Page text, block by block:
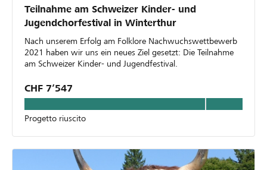
Teilnahme am Schweizer Kinder- und
Jugendchorfestival in Winterthur
Nach unserem Erfolg am Folklore Nachwuchswettbewerb
2021 haben wir uns ein neues Ziel gesetzt: Die Teilnahme
am Schweizer Kinder- und Jugendfestival.
CHF 7’547
Progetto riuscito